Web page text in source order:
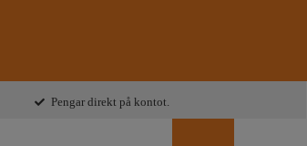
Pengar direkt på kontot.